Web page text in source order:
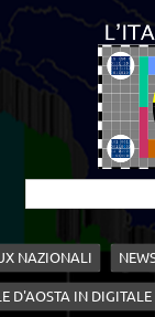
NAZIONALI
D'AOSTA IN DIGITALE